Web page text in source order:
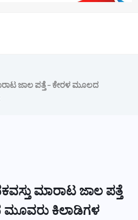
ಜಾಲ ಪತ್ತೆ – ಕೇರಳ ಮೂಲದ
ಮಾರಾಟ ಜಾಲ ಪತ್ತೆ
ಕಿಲಾಡಿಗಳ